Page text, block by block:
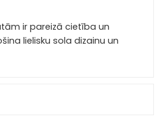
ir pareizā cietība un
lielisku sola dizainu un